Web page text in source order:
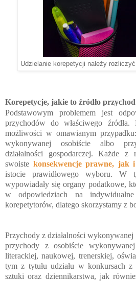
Udzielanie korepetycji należy
Korepetycje, jakie to źródło
Podstawowym problemem jest
przychodów do właściwego
możliwości w omawianym
wykonywanej osobiście albo
działalności gospodarczej. Każde z
swoiste konsekwencje prawne, jak
istocie prawidłowego wyboru. W
wypowiadały się organy podatkowe,
w odpowiedziach na indywidualne
korepetytorów, dlatego skorzystamy z
Przychody z działalności
przychody z osobiście wykonywanej
literackiej, naukowej, trenerskiej,
tym z tytułu udziału w konkursach
sztuki oraz dziennikarstwa, jak